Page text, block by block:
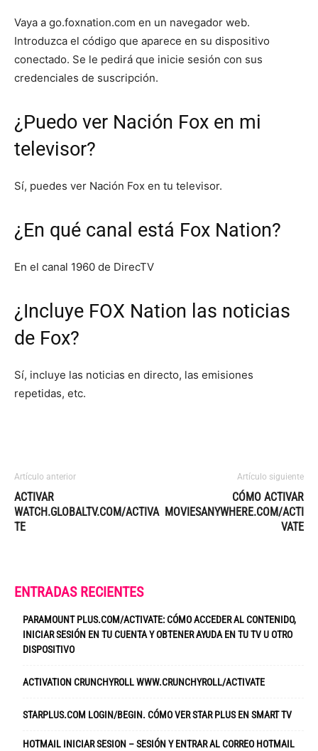
Vaya a go.foxnation.com en un navegador web.
Introduzca el código que aparece en su dispositivo
conectado. Se le pedirá que inicie sesión con sus
credenciales de suscripción.
¿Puedo ver Nación Fox en mi
televisor?
Sí, puedes ver Nación Fox en tu televisor.
¿En qué canal está Fox Nation?
En el canal 1960 de DirecTV
¿Incluye FOX Nation las noticias
de Fox?
Sí, incluye las noticias en directo, las emisiones
repetidas, etc.
Artículo anterior
ACTIVAR
WATCH.GLOBALTV.COM/ACTIVA
TE
Artículo siguiente
CÓMO ACTIVAR
MOVIESANYWHERE.COM/ACTI
VATE
ENTRADAS RECIENTES
PARAMOUNT PLUS.COM/ACTIVATE: CÓMO ACCEDER AL CONTENIDO,
INICIAR SESIÓN EN TU CUENTA Y OBTENER AYUDA EN TU TV U OTRO
DISPOSITIVO
ACTIVATION CRUNCHYROLL WWW.CRUNCHYROLL/ACTIVATE
STARPLUS.COM LOGIN/BEGIN. CÓMO VER STAR PLUS EN SMART TV
HOTMAIL INICIAR SESION – SESIÓN Y ENTRAR AL CORREO HOTMAIL